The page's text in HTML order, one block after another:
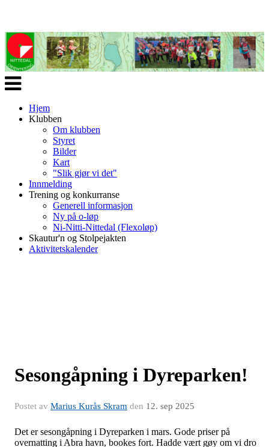
Veksle
navigasjon
Hjem
Klubben
Om klubben
Styret
Bilder
Kart
"Slik gjør vi det"
Innmelding
Trening og konkurranse
Generell informasjon
Ny på o-løp
Ni-Nitti-Nittedal (Flexoløp)
Skautur'n og Stolpejakten
Aktivitetskalender
Sesongåpning i Dyreparken!
Postet av Marius Kurås Skram den 12. sep 2025
Det er sesongåpning i Dyreparken i mars. Gode priser på
overnatting i Abra havn, bookes fort. Hadde vært gøy om vi dro